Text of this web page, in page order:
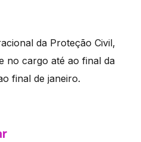
da Proteção Civil,
no cargo até ao final da
final de janeiro.